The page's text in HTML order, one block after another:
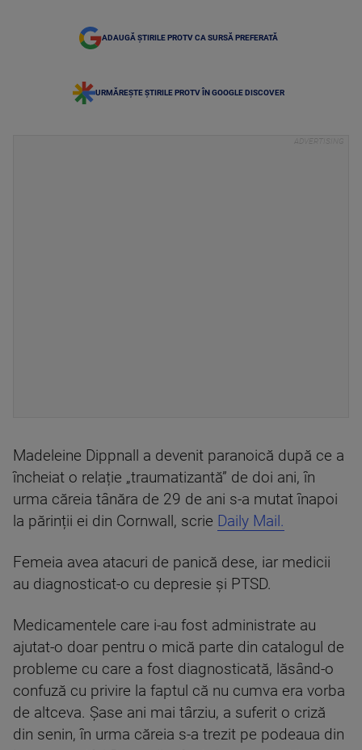
ADAUGĂ ȘTIRILE PROTV CA SURSĂ PREFERATĂ
URMĂREȘTE ȘTIRILE PROTV ÎN GOOGLE DISCOVER
Madeleine Dippnall a devenit paranoică după ce a
încheiat o relație „traumatizantă” de doi ani, în
urma căreia tânăra de 29 de ani s-a mutat înapoi
la părinții ei din Cornwall, scrie Daily Mail.
Femeia avea atacuri de panică dese, iar medicii
au diagnosticat-o cu depresie și PTSD.
Medicamentele care i-au fost administrate au
ajutat-o doar pentru o mică parte din catalogul de
probleme cu care a fost diagnosticată, lăsând-o
confuză cu privire la faptul că nu cumva era vorba
de altceva. Șase ani mai târziu, a suferit o criză
din senin, în urma căreia s-a trezit pe podeaua din